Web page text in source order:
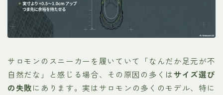
サロモンのスニーカーを履いていて「なんだか足元が不
自然だな」と感じる場合、その原因の多くはサイズ選び
の失敗にあります。実はサロモンの多くのモデル、特に